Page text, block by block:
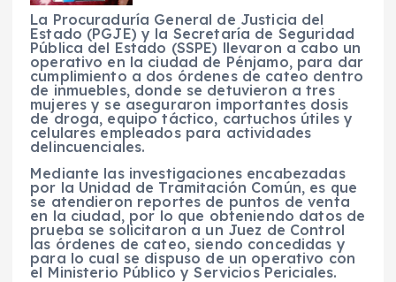
La Procuraduría General de Justicia del
Estado (PGJE) y la Secretaría de Seguridad
Pública del Estado (SSPE) llevaron a cabo un
operativo en la ciudad de Pénjamo, para dar
cumplimiento a dos órdenes de cateo dentro
de inmuebles, donde se detuvieron a tres
mujeres y se aseguraron importantes dosis
de droga, equipo táctico, cartuchos útiles y
celulares empleados para actividades
delincuenciales.
Mediante las investigaciones encabezadas
por la Unidad de Tramitación Común, es que
se atendieron reportes de puntos de venta
en la ciudad, por lo que obteniendo datos de
prueba se solicitaron a un Juez de Control
las órdenes de cateo, siendo concedidas y
para lo cual se dispuso de un operativo con
el Ministerio Público y Servicios Periciales.